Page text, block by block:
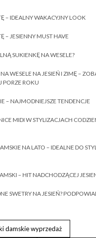
– IDEALNY WAKACYJNY LOOK
– JESIENNY MUST HAVE
SUKIENKĘ NA WESELE?
WESELE NA JESIEŃ I ZIMĘ –
PORZE ROKU
– NAJMODNIEJSZE TENDENCJE
MIDI W STYLIZACJACH
NA LATO – IDEALNE DO
– HIT NADCHODZĄCEJ
SWETRY NA JESIEŃ?
damskie wyprzedaż